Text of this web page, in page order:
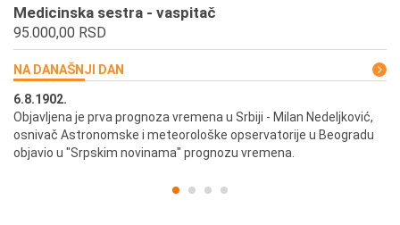
Medicinska sestra - vaspitač
95.000,00 RSD
NA DANAŠNJI DAN
6.8.1902.
Objavljena je prva prognoza vremena u Srbiji - Milan Nedeljković,
osnivač Astronomske i meteorološke opservatorije u Beogradu
objavio u "Srpskim novinama" prognozu vremena.